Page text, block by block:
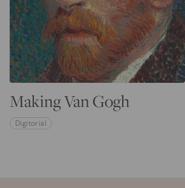
Making Van Gogh
Digitorial